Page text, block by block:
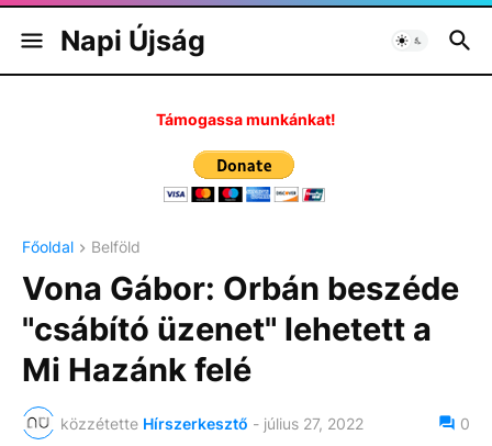
Napi Újság
Támogassa munkánkat!
Főoldal Belföld
Vona Gábor: Orbán beszéde
"csábító üzenet" lehetett a
Mi Hazánk felé
közzétette Hírszerkesztő - július 27, 2022 0